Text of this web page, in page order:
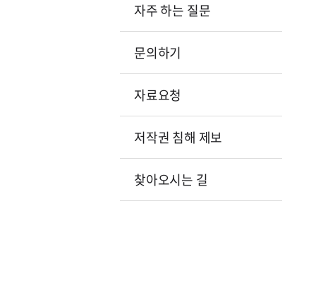
자주 하는 질문
문의하기
자료요청
저작권 침해 제보
찾아오시는 길